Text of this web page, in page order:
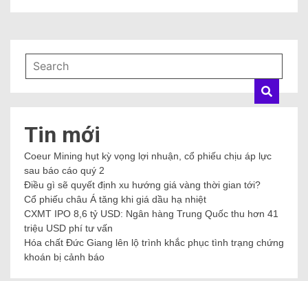
Tin mới
Coeur Mining hụt kỳ vọng lợi nhuận, cổ phiếu chịu áp lực
sau báo cáo quý 2
Điều gì sẽ quyết định xu hướng giá vàng thời gian tới?
Cổ phiếu châu Á tăng khi giá dầu hạ nhiệt
CXMT IPO 8,6 tỷ USD: Ngân hàng Trung Quốc thu hơn 41
triệu USD phí tư vấn
Hóa chất Đức Giang lên lộ trình khắc phục tình trạng chứng
khoán bị cảnh báo